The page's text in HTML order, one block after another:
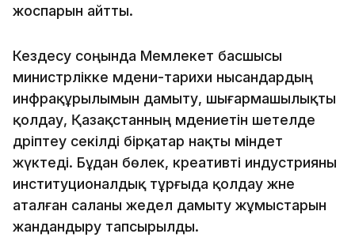
жоспарын айтты.
Кездесу соңында Мемлекет басшысы
министрлікке мәдени-тарихи нысандардың
инфрақұрылымын дамыту, шығармашылықты
қолдау, Қазақстанның мәдениетін шетелде
дәріптеу секілді бірқатар нақты міндет
жүктеді. Бұдан бөлек, креативті индустрияны
институционалдық тұрғыда қолдау және
аталған саланы жедел дамыту жұмыстарын
жандандыру тапсырылды.